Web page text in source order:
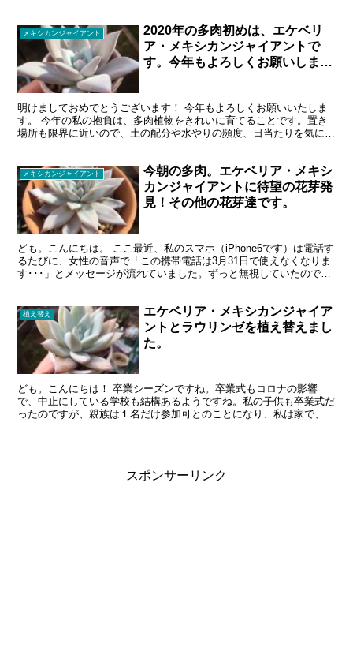
メキシカンジャイアント
2020年の多肉初めは、エケベリ
ア・メキシカンジャイアントで
す。今年もよろしくお願いしま
明けましておめでとうございます！ 今年もよろしくお願いいたしま
す。 今年の私の抱負は、多肉植物をきれいに育てることです。置き
場所も限界に近いので、土の配分や水やりの頻度、日当たりを気にし
メキシカンジャイアント
今朝の多肉。エケベリア・メキシ
カンジャイアントに待望の花芽発
見！その他の花芽達です。
ども。こんにちは。 ここ最近、私のスマホ（iPhone6です）は電話す
るたびに、女性の音声で「この携帯電話は3月31日で使えなくなりま
す･･･」とメッセージが流れていました。ずっと無視していたのです
植え替え
エケベリア・メキシカンジャイア
ントとラウリンゼを植え替えまし
た。
ども。こんにちは！ 卒業シーズンですね。卒業式もコロナの影響
で、中止にしている学校も結構あるようですね。私の子供も卒業式だ
ったのですが、親族は１名だけ参加可とのことになり、私は家で、お
スポンサーリンク